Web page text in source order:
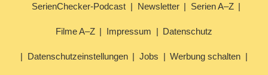
SerienChecker-Podcast Newsletter Serien A–Z
Filme A–Z Impressum Datenschutz
Datenschutzeinstellungen Jobs Werbung schalten